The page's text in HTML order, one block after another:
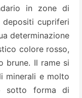
in zone di
depositi cupriferi
determinazione
colore rosso,
brune. Il rame si
minerali e molto
sotto forma di